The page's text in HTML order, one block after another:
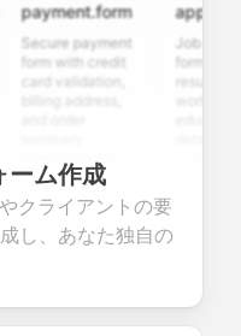
payment
with credit
validation,
for
e-
Job
form with
resume
questions for
efficient
candidate
ーム作成
クライアントの要
し、あなた独自の